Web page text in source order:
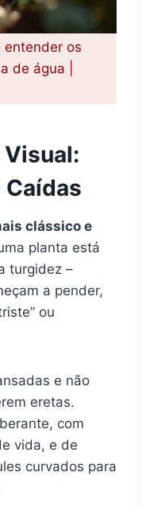
entender os
de água |
Caídas
clássico e
planta está
turgidez –
a pender,
ou
e não
eretas.
com
vida, e de
curvados para